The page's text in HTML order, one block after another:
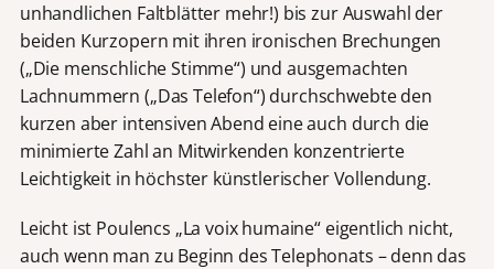
unhandlichen Faltblätter mehr!) bis zur Auswahl der
beiden Kurzopern mit ihren ironischen Brechungen
(„Die menschliche Stimme“) und ausgemachten
Lachnummern („Das Telefon“) durchschwebte den
kurzen aber intensiven Abend eine auch durch die
minimierte Zahl an Mitwirkenden konzentrierte
Leichtigkeit in höchster künstlerischer Vollendung.
Leicht ist Poulencs „La voix humaine“ eigentlich nicht,
auch wenn man zu Beginn des Telephonats – denn das